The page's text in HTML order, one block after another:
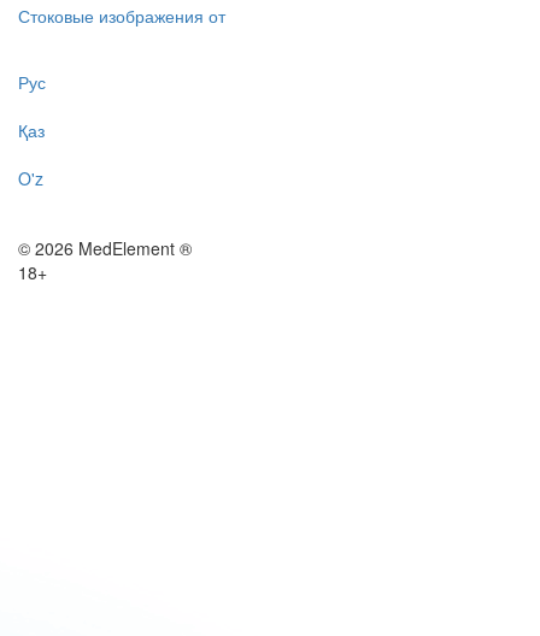
Стоковые изображения от
Рус
Қаз
O'z
© 2026 MedElement ®
18+